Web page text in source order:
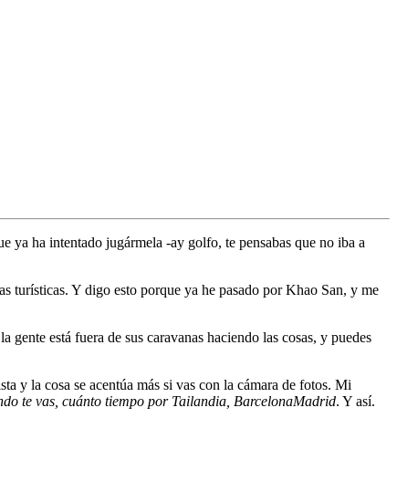
ya ha intentado jugármela -ay golfo, te pensabas que no iba a
turísticas. Y digo esto porque ya he pasado por Khao San, y me
está fuera de sus caravanas haciendo las cosas, y puedes
y la cosa se acentúa más si vas con la cámara de fotos. Mi
te vas, cuánto tiempo por Tailandia, BarcelonaMadrid. Y así.